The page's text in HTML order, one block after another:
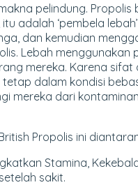
pelindung.
adalah ‘pembela
dan kemudian
Lebah
mereka. Karena
dalam kondisi
mereka dari
Propolis ini
Stamina,
sakit.